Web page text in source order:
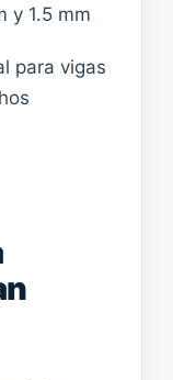
y 1.5 mm
para vigas